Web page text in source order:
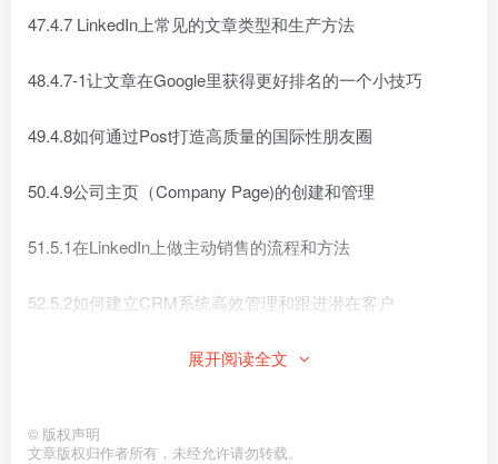
47.4.7 LinkedIn上常见的文章类型和生产方法
48.4.7-1让文章在Google里获得更好排名的一个小技巧
49.4.8如何通过Post打造高质量的国际性朋友圈
50.4.9公司主页（Company Page)的创建和管理
51.5.1在LinkedIn上做主动销售的流程和方法
52.5.2如何建立CRM系统高效管理和跟进潜在客户
53.5.3 Sales Navigator详解（上）-SN基础知识
展开阅读全文
© 版权声明
文章版权归作者所有，未经允许请勿转载。